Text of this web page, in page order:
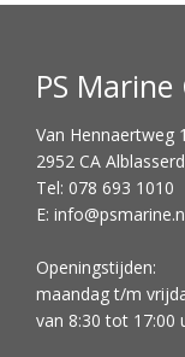
PS
Van Hennaertweg
2952 CA
Tel: 078 693 1010
E:
Openingstijden:
maandag t/m
van 8:30 tot 17:00